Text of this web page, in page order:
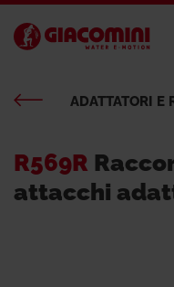
ADATTATORI E
R569R
attacchi